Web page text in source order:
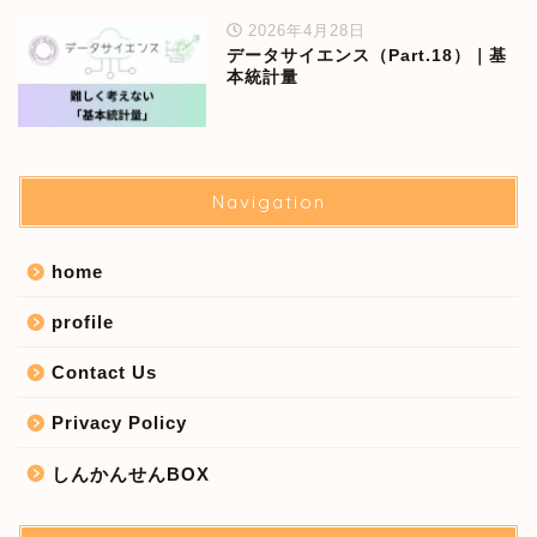
2026年4月28日
データサイエンス（Part.18）｜基
本統計量
Navigation
home
profile
Contact Us
Privacy Policy
しんかんせんBOX